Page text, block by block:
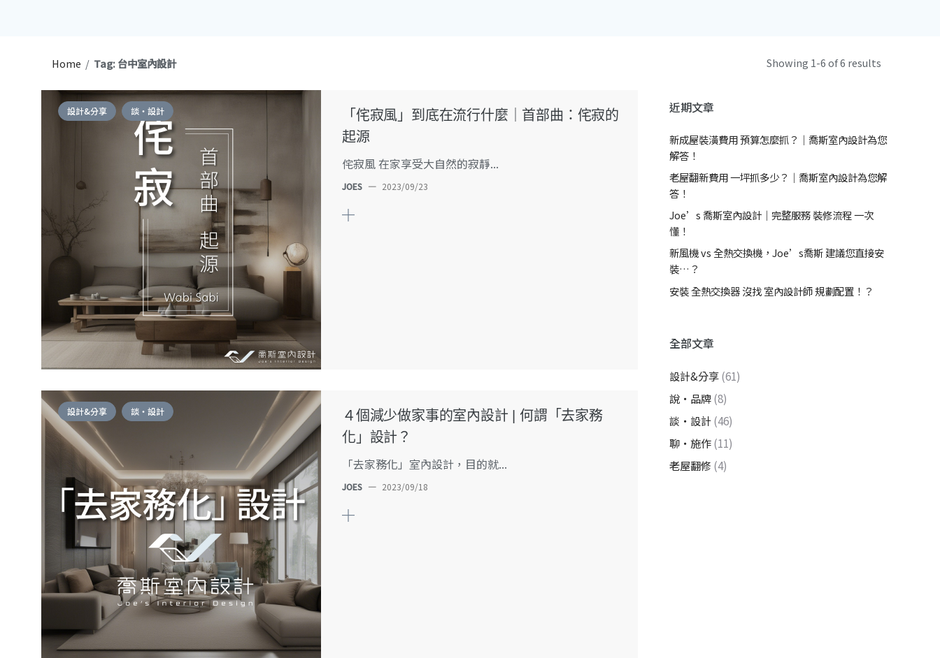
Home / Tag: 台中室內設計 Showing 1-6 of 6 results
設計&分享 談・設計
「侘寂風」到底在流行什麼｜首部曲：侘寂的
起源
侘寂風 在家享受大自然的寂靜...
JOES — 2023/09/23
設計&分享 談・設計
４個減少做家事的室內設計 | 何謂「去家務
化」設計？
「去家務化」室內設計，目的就...
JOES — 2023/09/18
近期文章
新成屋裝潢費用 預算怎麼抓？｜喬斯室內設計為您
解答！
老屋翻新費用 一坪抓多少？｜喬斯室內設計為您解
答！
Joe’s 喬斯室內設計｜完整服務 裝修流程 一次
懂！
新風機 vs 全熱交換機，Joe’s喬斯 建議您直接安
裝…？
安裝 全熱交換器 沒找 室內設計師 規劃配置！？
全部文章
設計&分享(61)
說・品牌(8)
談・設計(46)
聊・施作(11)
老屋翻修 (4)